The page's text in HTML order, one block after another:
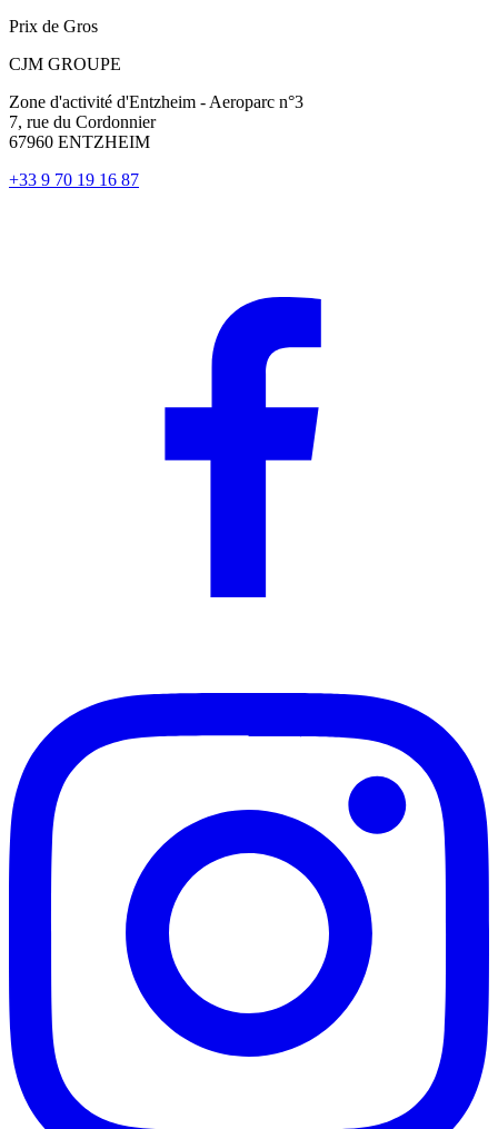
Prix de Gros
CJM GROUPE
Zone d'activité d'Entzheim - Aeroparc n°3
7, rue du Cordonnier
67960 ENTZHEIM
+33 9 70 19 16 87